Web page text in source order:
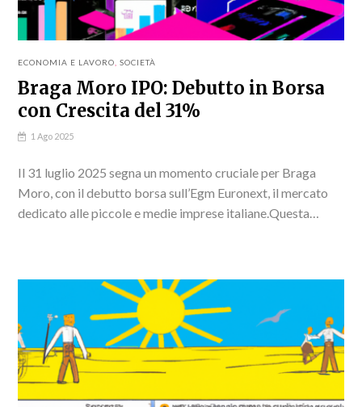
ECONOMIA E LAVORO ,SOCIETÀ
Braga Moro IPO: Debutto in Borsa
con Crescita del 31%
1 Ago 2025
Il 31 luglio 2025 segna un momento cruciale per Braga
Moro, con il debutto borsa sull’Egm Euronext, il mercato
dedicato alle piccole e medie imprese italiane.Questa